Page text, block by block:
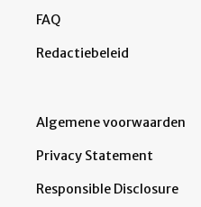
FAQ
Redactiebeleid
Algemene voorwaarden
Privacy Statement
Responsible Disclosure